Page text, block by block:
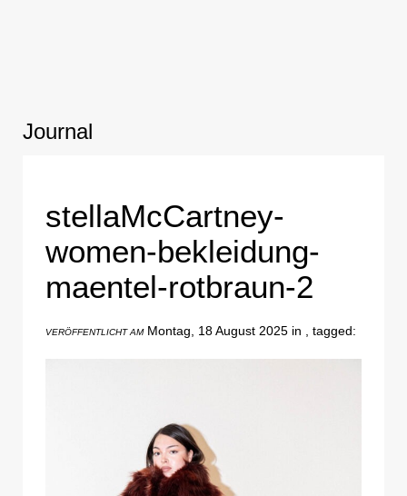
Journal
stellaMcCartney-
women-bekleidung-
maentel-rotbraun-2
VERÖFFENTLICHT AMMontag, 18 August 2025 in , tagged: